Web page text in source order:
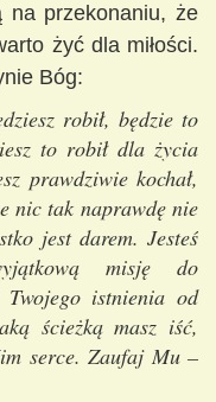
na przekonaniu, że
żyć dla miłości.
Bóg:
robił, będzie to
to robił dla życia
prawdziwie kochał,
nic tak naprawdę nie
jest darem. Jesteś
misję do
Twojego istnienia od
ścieżką masz iść,
serce. Zaufaj Mu –